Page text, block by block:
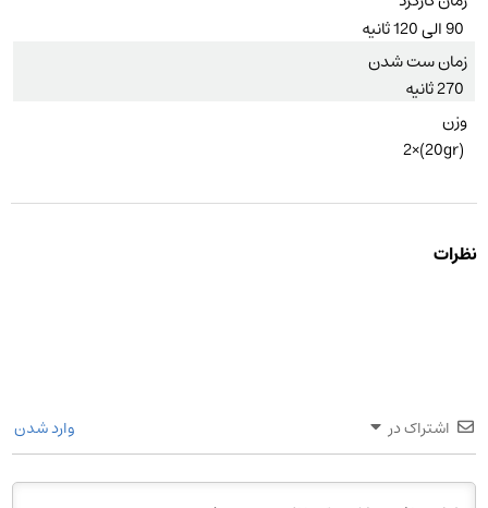
90 الی 120 ثانیه
زمان ست شدن
270 ثانیه
وزن
(20gr)×2
نظرات
اشتراک در وارد شدن